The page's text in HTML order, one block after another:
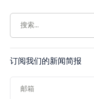
订阅我们的新闻简报